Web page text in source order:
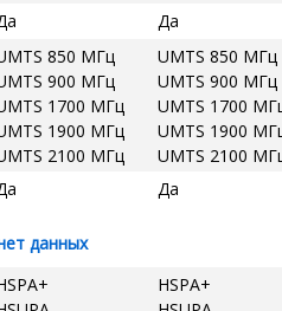
Да
850 МГц
900 МГц
1700 МГц
1900 МГц
2100 МГц
UMTS 850 МГц
UMTS 900 МГц
UMTS 1700
UMTS 1900
UMTS 2100
Да
данных
HSPA+